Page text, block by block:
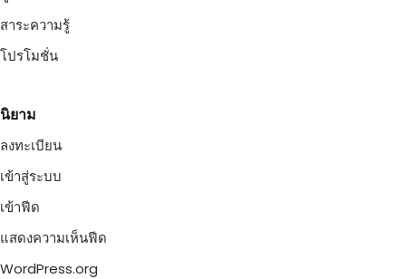
สาระความรู้
โปรโมชั่น
นิยาม
ลงทะเบียน
เข้าสู่ระบบ
เข้าฟีด
แสดงความเห็นฟีด
WordPress.org